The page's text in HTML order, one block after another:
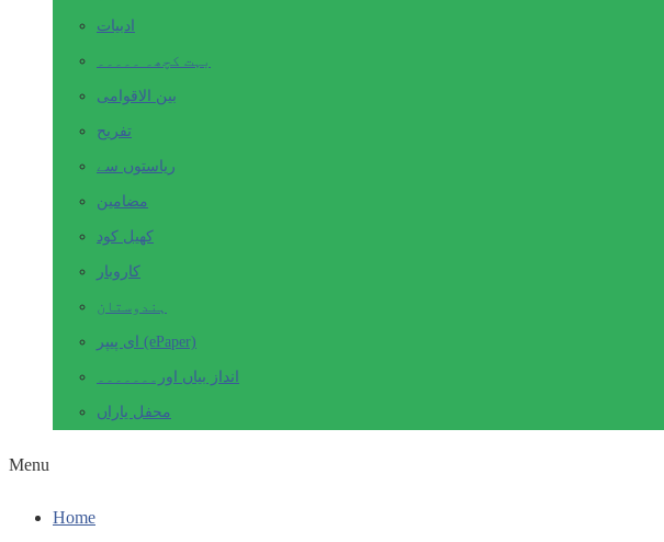
ادبیات
بہت کچھ۔ ۔۔۔۔۔
بین الاقوامی
تفریح
ریاستوں سے
مضامین
کھیل کود
کاروبار
ہندوستان
ای پیپر (ePaper)
انداز بیاں اور۔۔۔۔۔۔۔
محفل یاراں
Menu
Home